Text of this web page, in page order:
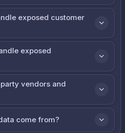
exposed customer
exposed
vendors and
come from?